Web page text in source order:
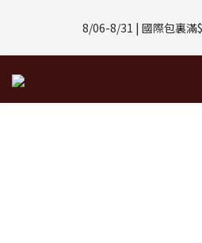
(數量有限售
8/06-8/31 | 國際包裏滿
8/08-8/10 | 全館任選3件